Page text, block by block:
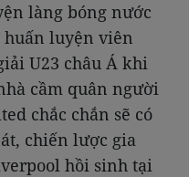
làng bóng nước
luyện viên
U23 châu Á khi
cầm quân người
chắc chắn sẽ có
chiến lược gia
hồi sinh tại